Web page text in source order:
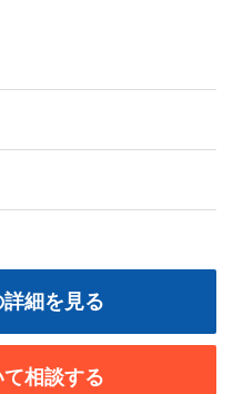
細を見る
相談する